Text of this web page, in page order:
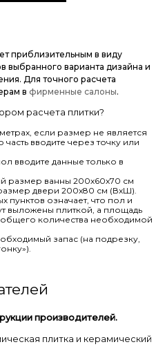
приблизительным в виду
выбранного варианта дизайна и
Для точного расчета
в фирменные салоны.
расчета плитки?
если размер не является
вводите через точку или
вводите данные только в
размер ванны 200х60х70 см
двери 200х80 см (ВхШ).
пунктов означает, что пол и
выложены плиткой, а площадь
общего количества необходимой
запас (на подрезку,
производителей.
плитка и керамический